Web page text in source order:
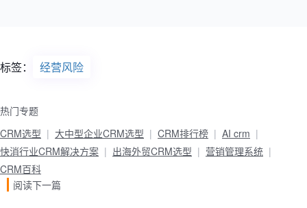
标签： 经营风险
热门专题
CRM选型
大中型企业CRM选型 CRM排行榜
AI crm
快消行业CRM解决方案
出海外贸CRM选型
营销管理系统
CRM百科
阅读下一篇